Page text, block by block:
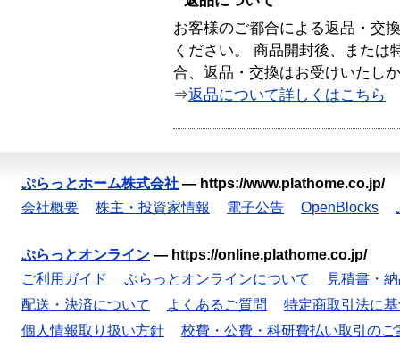
お客様のご都合による返品・交
ください。 商品開封後、または
合、返品・交換はお受けいたし
⇒返品について詳しくはこちら
ぷらっとホーム株式会社 — https://www.plathome.co.jp/
会社概要
株主・投資家情報 電子公告 OpenBlocks
ぷらっとオンライン — https://online.plathome.co.jp/
ご利用ガイド
ぷらっとオンラインについて
見積書・
配送・決済について
よくあるご質問
特定商取引法に
個人情報取り扱い方針
校費・公費・科研費払い取引のご